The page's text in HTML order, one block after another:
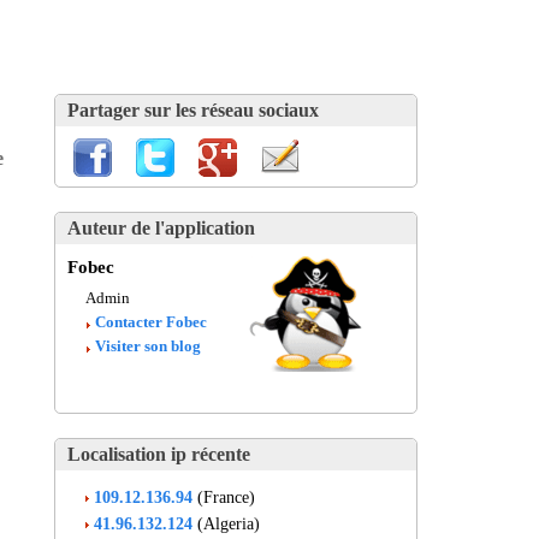
Partager sur les réseau sociaux
Auteur de l'application
Fobec
Admin
Contacter Fobec
Visiter son blog
Localisation ip récente
109.12.136.94 (France)
41.96.132.124 (Algeria)